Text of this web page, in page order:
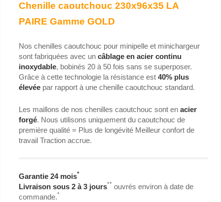
Chenille caoutchouc 230x96x35 LA
PAIRE Gamme GOLD
Nos chenilles caoutchouc pour minipelle et minichargeur
sont fabriquées avec un câblage en acier continu
inoxydable, bobinés 20 à 50 fois sans se superposer.
Grâce à cette technologie la résistance est 40% plus
élevée par rapport à une chenille caoutchouc standard.
Les maillons de nos chenilles caoutchouc sont en acier
forgé. Nous utilisons uniquement du caoutchouc de
première qualité = Plus de longévité Meilleur confort de
travail Traction accrue.
Garantie 24 mois*
Livraison sous 2 à 3 jours** ouvrés environ à date de
commande.*